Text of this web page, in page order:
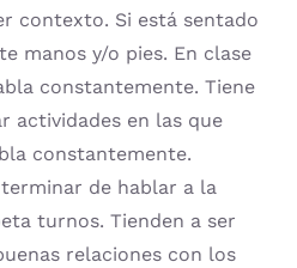
contexto. Si está sentado
manos y/o pies. En clase
constantemente. Tiene
actividades en las que
constantemente.
de hablar a la
turnos. Tienden a ser
relaciones con los